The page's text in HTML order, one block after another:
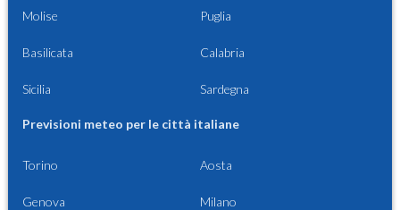
Molise Puglia
Basilicata Calabria
Sicilia Sardegna
Previsioni meteo per le città italiane
Torino Aosta
Genova Milano